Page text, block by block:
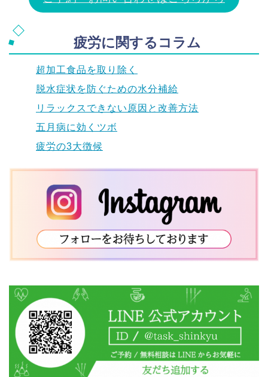
疲労に関するコラム
超加工食品を取り除く
脱水症状を防ぐための水分補給
リラックスできない原因と改善方法
五月病に効くツボ
疲労の3大徴候